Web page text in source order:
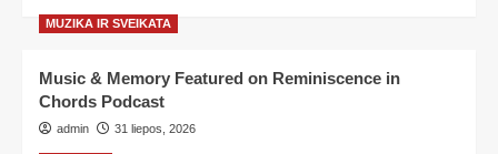
MUZIKA IR SVEIKATA
Music & Memory Featured on Reminiscence in
Chords Podcast
admin 31 liepos, 2026